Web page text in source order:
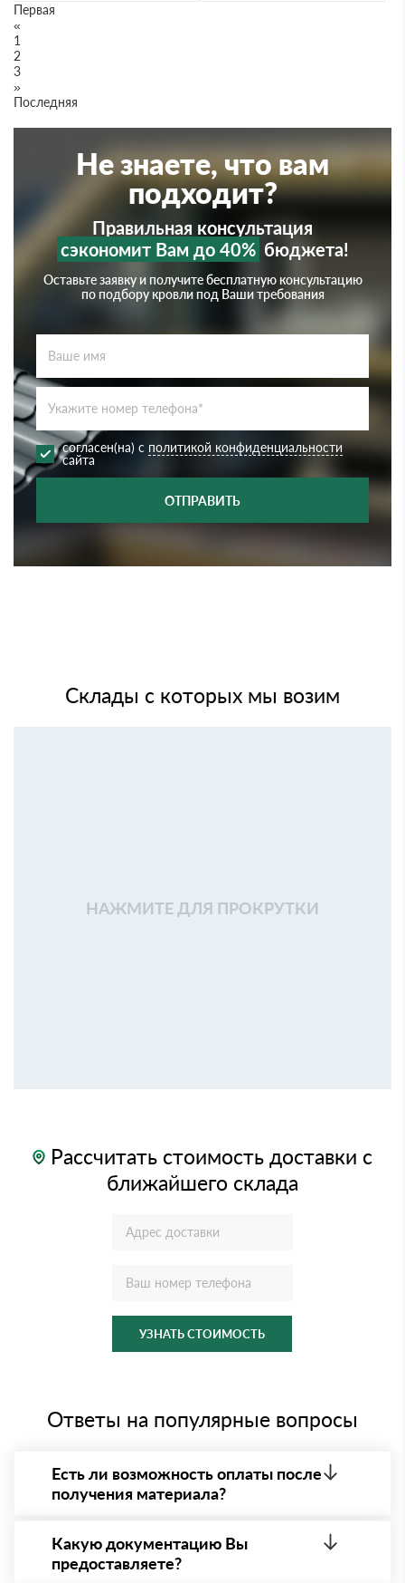
Первая
«
1
2
3
»
Последняя
Не знаете, что вам
подходит?
Правильная консультация
сэкономит Вам до 40% бюджета!
Оставьте заявку и получите бесплатную консультацию
по подбору кровли под Ваши требования
согласен(на) с политикой конфиденциальности
сайта
ОТПРАВИТЬ
Склады с которых мы возим
НАЖМИТЕ ДЛЯ ПРОКРУТКИ
Рассчитать стоимость доставки с
ближайшего склада
УЗНАТЬ СТОИМОСТЬ
Ответы на популярные вопросы
Есть ли возможность оплаты после
получения материала?
- оплата по факту получения товара. При этом,
если доставленный товар был ненадлежащего
качества, то Вы вправе от него отказаться.
Какую документацию Вы
предоставляете?